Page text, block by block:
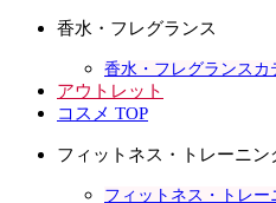
香水・フレグランス
香水・フレグランスカ
アウトレット
コスメ TOP
フィットネス・トレーニン
フィットネス・トレ